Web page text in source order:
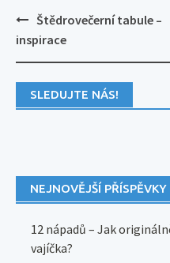
Post
navigation
Štědrovečerní tabule –
inspirace
SLEDUJTE NÁS!
NEJNOVĚJŠÍ PŘÍSPĚVKY
12 nápadů – Jak
vajíčka?